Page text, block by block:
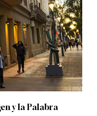
y la Palabra